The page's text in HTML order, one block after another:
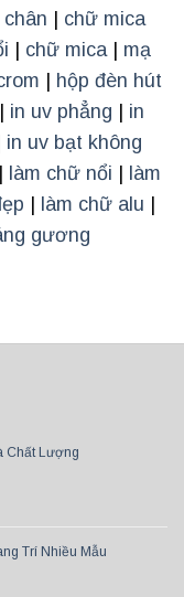
| chữ mica
| chữ mica | mạ
| hộp đèn hút
| in uv phẳng | in
in uv bạt không
| làm chữ nổi | làm
| làm chữ alu |
gương
Chất Lượng
Trí Nhiều Mẫu